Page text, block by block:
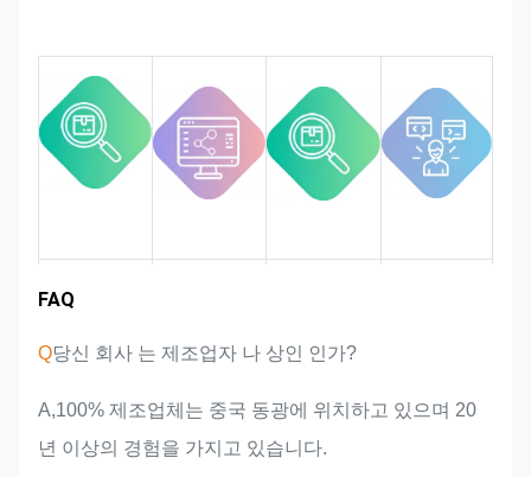
산업 경험
FAQ
Q당신 회사 는 제조업자 나 상인 인가?
A,100% 제조업체는 중국 동광에 위치하고 있으며 20
년 이상의 경험을 가지고 있습니다.